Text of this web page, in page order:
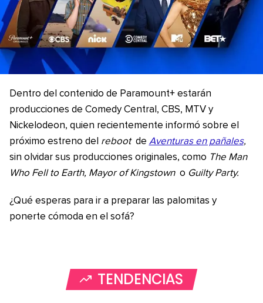
Dentro del contenido de Paramount+ estarán
producciones de Comedy Central, CBS, MTV y
Nickelodeon, quien recientemente informó sobre el
próximo estreno del reboot de Aventuras en pañales,
sin olvidar sus producciones originales, como The Man
Who Fell to Earth, Mayor of Kingstown o Guilty Party.
¿Qué esperas para ir a preparar las palomitas y
ponerte cómoda en el sofá?
TENDENCIAS